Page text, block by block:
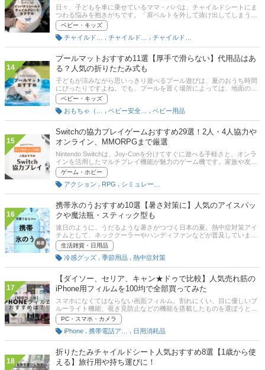
日々、子どもを車に乗せているママ・パパは、チャイルドシートにま
つわる悩みを抱きがちです。「肩ベルトを外して抜け出してしまう」
「チャイルドシートを嫌がる・抵抗するからなかなか装着できない」
といった悩みは、あるあるなのでは。もしかすると、その悩みはイン
パクトシールドのチャイルドシートで解決できるかもしれません。こ
の記事ではインパクトシールドのチャイルドシートの魅力や知ってお
きたいデメリット、おすすめの商品などをご紹介！ 実際にインパクト
シールドのチャイルドシートを使用中の先輩ママにも、体験談を聞き
ました。「もっと快適かつラクにチャイルドシートを使いたい！」と
いう方は、見逃さないでくださいね。
ベビー・キッズ
14
プールマットおすすめ11選【厚手で滑らない】代用品はあ
る？人気の折りたたみ式も
子どもが涼みながら思いっきり遊べるプール遊びは、夏のおうち時間
にぴったりですよね。でも、プールを置く場所によっては、地面の凹
凸や砂利などで子どもの安全が気になるママも多いのでは？そこでこ
の記事では、足やプールの裏の汚れが防げる便利なプールマットのお
すすめ商品を厳選して紹介！ 先輩ママたちの口コミや、プールマット
の代用品についてもまとめています。プールマットにお金をかけたく
ない…という方にもおすすめな2,000円台の人気商品も紹介していま
す。この夏は、プールマットを敷いておうちでも思いっきりプール遊
びを満喫しましょう！
ベビー・キッズ
ベビー用品
15
Switchの協力プレイゲームおすすめ29選！2人・4人協力や
オンライン、MMORPGまで厳選
Nintendo Switchは、Joy-Conを分けてすぐに遊べる手軽さと、オンラ
インを活用したマルチプレイ機能が魅力のゲーム機です。家族や友達
と同じ画面で遊べるローカル協力プレイはもちろん、離れた場所にい
る仲間とオンラインで冒険や対戦を楽しめる作品も数多く登場してい
ます。近年は2人協力プレイだけでなく、4人協力プレイ、最大8人以
上のオンラインマルチプレイ、MMORPGやサバイバルクラフトなど
ジャンルも多様化しています。本記事では、Switchで遊べる協力プレ
イ対応ソフトの選び方を解説するとともに、編集部が厳選したおすす
め作品をご紹介。初心者向けからやり込み派向けまで、幅広いタイト
ルを掲載しているので、自分にぴったりの一本を見つけてください。
記事後半には、比較一覧表、通販サイトの売れ筋人気ランキングもあ
るので、口コミや評判もチェックしてみてください。
ゲーム・ホビー
アクション RPG
16
携帯氷のうおすすめ10選【暑さ対策に】人気のアイスパッ
クや魔法瓶・スティック型も
連日のように、うだるような暑さがつづく日本の夏。熱中症対策アイ
テムとして、ネッククーラーやハンディファンなどが普及しています
が、暑すぎる日はどこかもの足りないと感じる方もいるのでは？ そん
なときに頼りになるのが「携帯氷嚢（氷のう）」です。最近では、氷
が溶けにくい水筒型やおしゃれに持ち運べるものなどが豊富にそろっ
ており、どれがいいのか迷ってしまうほど。今回は、万全な熱中症対
策をしたい方に向け、携帯氷のうの選び方とおすすめ商品を厳選して
ご紹介します。後半には通販サイトの人気ランキングも掲載している
ので、携帯氷のうをお探しの方はぜひ最後までチェックしてくださ
生活雑貨・日用品
冷感グッズ 季節用品 熱中症対策
17
【ダイソー、セリア、キャン★ドゥで比較】人気売れ筋の
iPhone用フィルムを100均で全部買ってみた
スマホになくてはならない画面フィルム。割れにくい、目に優しいブ
ルーライト機能、覗き見防止などの機能を搭載したものを選ぼうとす
ると、数千円くらいが相場の価格になり、正直高い……と感じたこと
もいるでしょう。安く手に入れるなら、さまざまな便利なグッズが揃
っている100均製を選択肢に入れてみましょう。この記事では、筆者
のiPhone13Proに対応する画面フィルムをダイソー、セリア、キャン
★ドゥで12商品を購入し、比較してみました。
PC・スマホ・カメラ
iPhone 日用消耗品
18
折りたたみチャイルドシート人気おすすめ8選【1歳から使
える】旅行用や持ち運びに！